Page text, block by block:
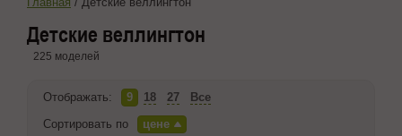
Детские веллингтон
225 моделей
Отображать: 9 18 27
Все
Сортировать по
цене